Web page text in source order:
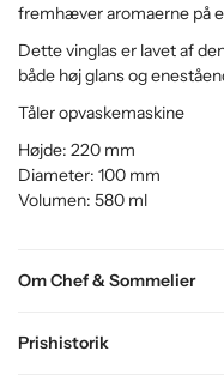
Om Chef & Sommelier
Prishistorik
fremhæver aromaerne på
Dette vinglas er lavet af
både høj glans og
Tåler opvaskemaskine
Højde: 220 mm
Diameter: 100 mm
Volumen: 580 ml